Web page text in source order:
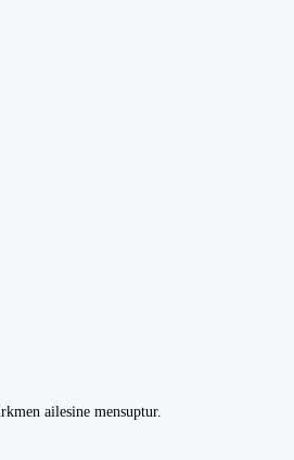
ailesine mensuptur.